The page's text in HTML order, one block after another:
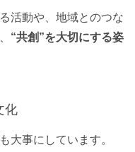
活動や、地域とのつな
“共創”を大切にする姿
化
大事にしています。